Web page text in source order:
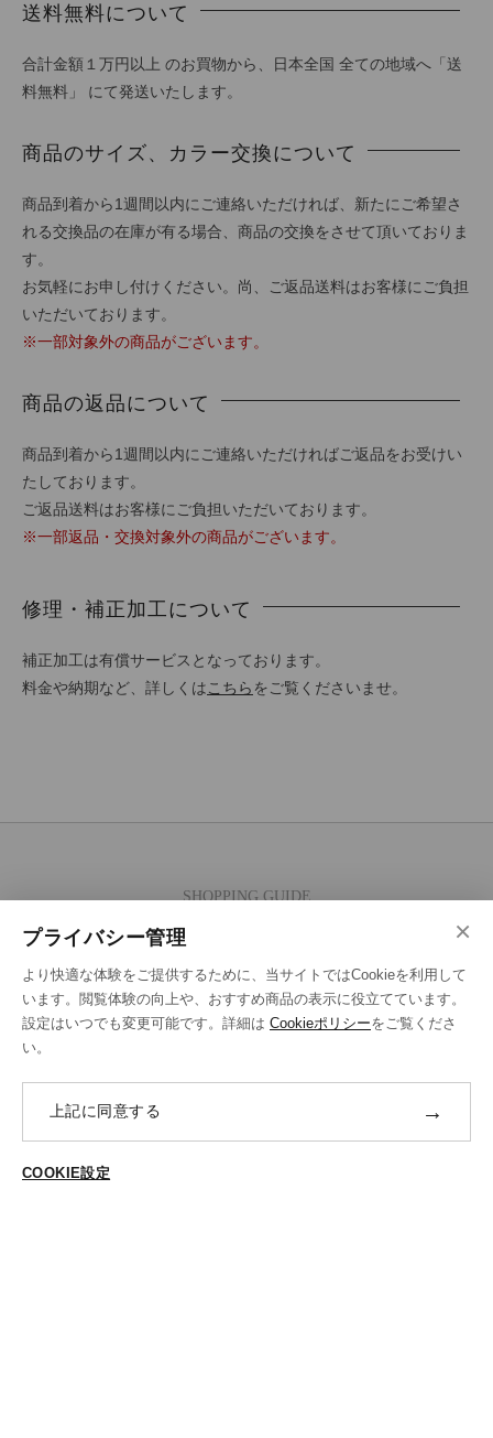
送料無料について
合計金額１万円以上 のお買物から、日本全国 全ての地域へ「送
料無料」 にて発送いたします。
商品のサイズ、カラー交換について
商品到着から1週間以内にご連絡いただければ、新たにご希望さ
れる交換品の在庫が有る場合、商品の交換をさせて頂いておりま
す。
お気軽にお申し付けください。尚、ご返品送料はお客様にご負担
いただいております。
※一部対象外の商品がございます。
商品の返品について
商品到着から1週間以内にご連絡いただければご返品をお受けい
たしております。
ご返品送料はお客様にご負担いただいております。
※一部返品・交換対象外の商品がございます。
修理・補正加工について
補正加工は有償サービスとなっております。
料金や納期など、詳しくは こちら をご覧くださいませ。
SHOPPING GUIDE
送料・ラッピング·配送方法
×
プライバシー管理
より快適な体験をご提供するために、当サイトではCookieを利用して
います。閲覧体験の向上や、おすすめ商品の表示に役立てています。
設定はいつでも変更可能です。詳細は Cookieポリシーをご覧くださ
い。
上記に同意する →
COOKIE設定